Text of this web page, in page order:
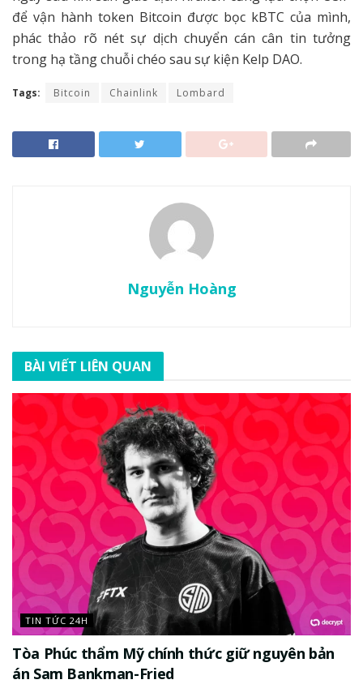
để vận hành token Bitcoin được bọc kBTC của mình,
phác thảo rõ nét sự dịch chuyển cán cân tin tưởng
trong hạ tầng chuỗi chéo sau sự kiện Kelp DAO.
Tags: Bitcoin Chainlink Lombard
Nguyễn Hoàng
BÀI VIẾT LIÊN QUAN
TIN TỨC 24H
Tòa Phúc thẩm Mỹ chính thức giữ nguyên bản
án Sam Bankman-Fried